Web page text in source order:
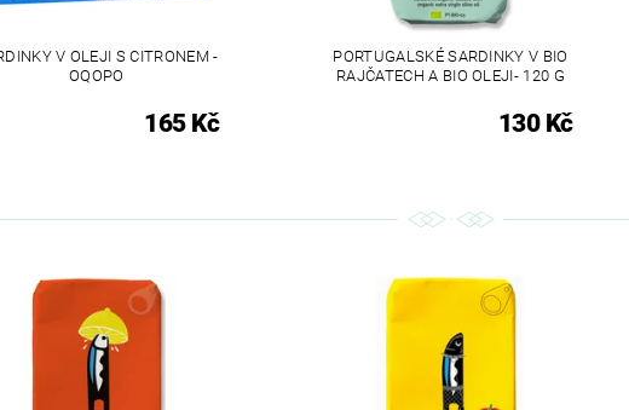
V OLEJI S CITRONEM -
OQOPO
165 Kč
PORTUGALSKÉ SARDINKY V BIO
RAJČATECH A BIO OLEJI- 120 G
130 Kč